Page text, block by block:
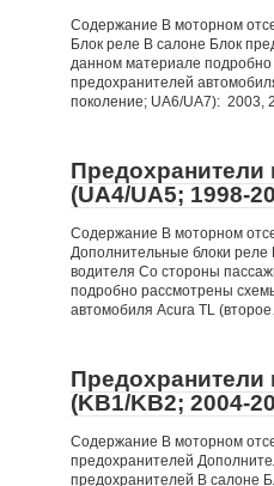
Содержание В моторном
Блок реле В салоне Блок
данном материале
предохранителей
поколение; UA6/UA7): 2003,
Предохранители
(UA4/UA5; 1998-
Содержание В моторном
Дополнительные блоки
водителя Со стороны
подробно рассмотрены
автомобиля Acura TL
Предохранители
(KB1/KB2; 2004-
Содержание В моторном
предохранителей
предохранителей В салоне